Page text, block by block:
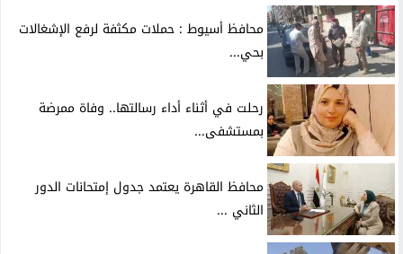
محافظ أسيوط : حملات مكثفة لرفع الإشغالات
بحي...
رحلت في أثناء أداء رسالتها.. وفاة ممرضة
بمستشفى...
محافظ القاهرة يعتمد جدول إمتحانات الدور
الثاني ...